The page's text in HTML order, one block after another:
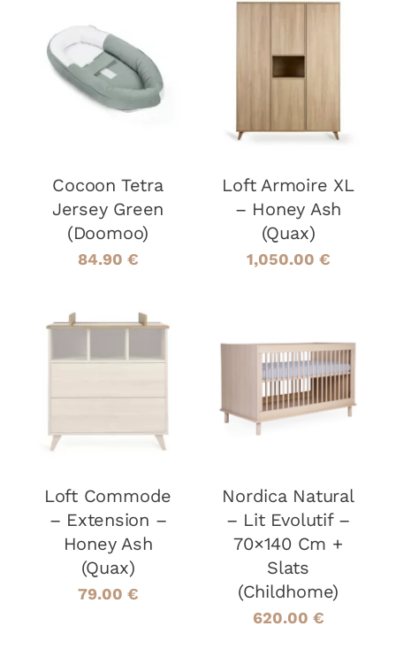
AJOUTER AU
PANIER
/
DÉTAILS
Cocoon Tetra
Jersey Green
(Doomoo)
84.90 €
AJOUTER AU
PANIER
Loft Armoire XL
– Honey Ash
(Quax)
1,050.00 €
AJOUTER AU
Loft Commode
– Extension –
Honey Ash
(Quax)
79.00 €
AJOUTER AU
PANIER
DÉTAILS
Nordica Natural
– Lit Evolutif –
70×140 Cm +
Slats
(Childhome)
620.00 €